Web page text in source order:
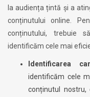
la audiența țintă și a
conținutului online.
conținutului, trebuie
identificăm cele mai
Identificarea
identificăm cele
conținutul nostru,